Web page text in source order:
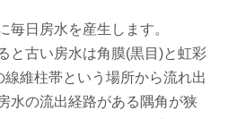
毎日房水を産生します。
と古い房水は角膜(黒目)と虹彩
維柱帯という場所から流れ出
水の流出経路がある隅角が狭